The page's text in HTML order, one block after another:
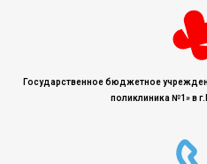
Государственное бюджетное
поликлиника №1» в